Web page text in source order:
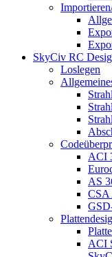
SkyCiv RC
Loslegen
ACI
AS
CSA
ACI